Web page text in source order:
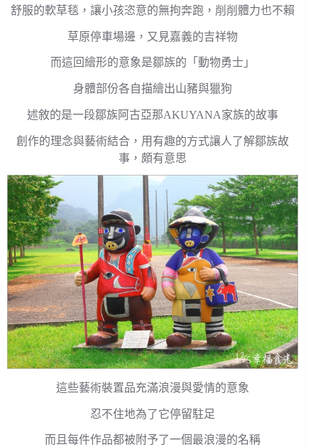
舒服的軟草毯，讓小孩恣意的無拘奔跑，削削體力也不賴
草原停車場邊，又見嘉義的吉祥物
而這回繪形的意象是鄒族的「動物勇士」
身體部份各自描繪出山豬與獵狗
述敘的是一段鄒族阿古亞那AKUYANA家族的故事
創作的理念與藝術結合，用有趣的方式讓人了解鄒族故
事，頗有意思
這些藝術裝置品充滿浪漫與愛情的意象
忍不住地為了它停留駐足
而且每件作品都被附予了一個最浪漫的名稱